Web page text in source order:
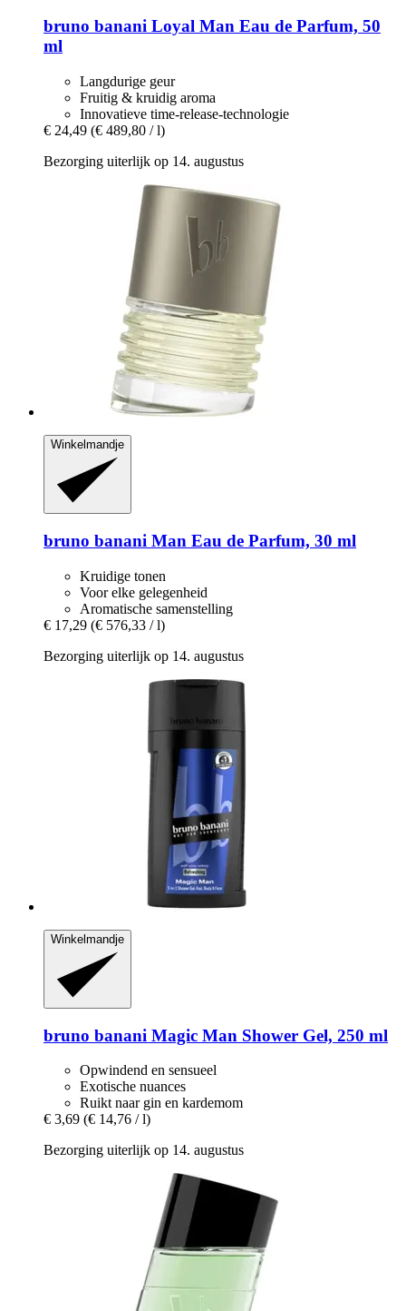
bruno banani Loyal Man Eau de Parfum, 50
ml
Langdurige geur
Fruitig & kruidig aroma
Innovatieve time-release-technologie
€ 24,49 (€ 489,80 / l)
Bezorging uiterlijk op 14. augustus
Winkelmandje
bruno banani Man Eau de Parfum, 30 ml
Kruidige tonen
Voor elke gelegenheid
Aromatische samenstelling
€ 17,29 (€ 576,33 / l)
Bezorging uiterlijk op 14. augustus
Winkelmandje
bruno banani Magic Man Shower Gel, 250 ml
Opwindend en sensueel
Exotische nuances
Ruikt naar gin en kardemom
€ 3,69 (€ 14,76 / l)
Bezorging uiterlijk op 14. augustus